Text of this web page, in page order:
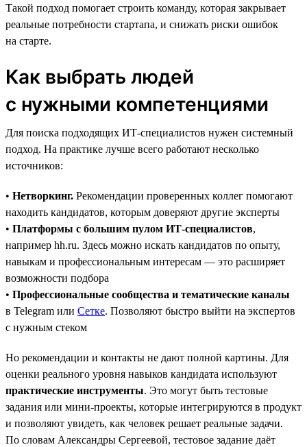
Такой подход помогает строить команду, которая закрывает
реальные потребности стартапа, и снижать риски ошибок
на старте.
Как выбрать людей
с нужными компетенциями
Для поиска подходящих ИТ-специалистов нужен системный
подход. На практике лучше всего работают несколько
источников:
• Нетворкинг. Рекомендации проверенных коллег помогают
находить кандидатов, которым доверяют другие эксперты
• Платформы с большим пулом ИТ-специалистов,
например hh.ru. Здесь можно искать кандидатов по опыту,
навыкам и профессиональным интересам — это расширяет
возможности подбора
• Профессиональные сообщества и тематические каналы
в Telegram или Сетке. Позволяют быстро выйти на экспертов
с нужным стеком
Но рекомендации и контакты не дают полной картины. Для
оценки реального уровня навыков кандидата используют
практические инструменты. Это могут быть тестовые
задания или мини-проекты, которые интегрируются в продукт
и позволяют увидеть, как человек решает реальные задачи.
По словам Александры Сергеевой, тестовое задание даёт